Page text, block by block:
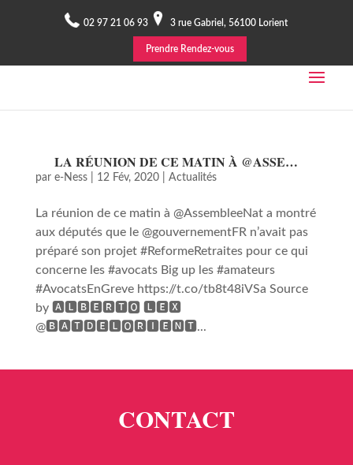
02 97 21 06 93 3 rue Gabriel, 56100 Lorient
Prendre Rendez-vous
LA RÉUNION DE CE MATIN À @ASSE…
par e-Ness| 12 Fév, 2020| Actualités
La réunion de ce matin à @AssembleeNat a montré
aux députés que le @gouvernementFR n’avait pas
préparé son projet #ReformeRetraites pour ce qui
concerne les #avocats Big up les #amateurs
#AvocatsEnGreve https://t.co/tb8t48iVSa Source
by 🅰🅻🅱🅴🆁🆃🅾 🅻🅴🆇
@🅱🅰🆃🅳🅴🅻🅾🆁🅸🅴🅽🆃...